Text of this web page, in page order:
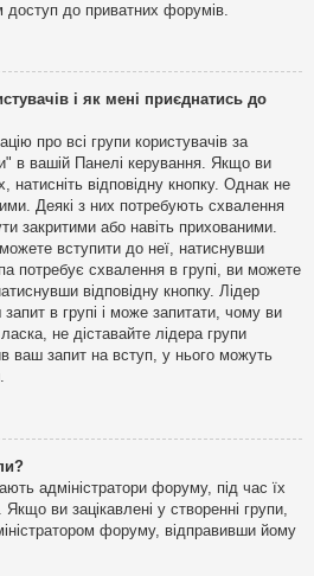
до приватних форумів.
і як мені приєднатись до
про всі групи користувачів за
в вашій Панелі керування. Якщо ви
натисніть відповідну кнопку. Однак не
Деякі з них потребують схвалення
закритими або навіть прихованими.
вступити до неї, натиснувши
потребує схвалення в групі, ви можете
відповідну кнопку. Лідер
в групі і може запитати, чому ви
не діставайте лідера групи
ваш запит на вступ, у нього можуть
адміністратори форуму, під час їх
Якщо ви зацікавлені у створенні групи,
форуму, відправивши йому